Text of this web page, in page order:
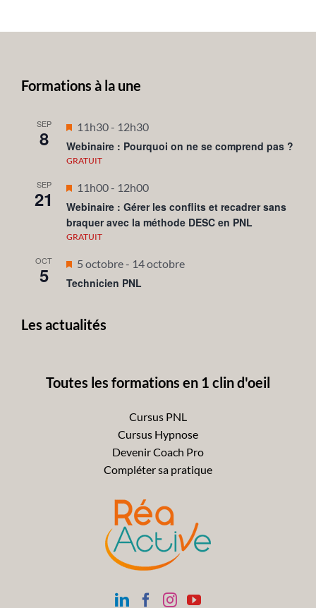
Formations à la une
SEP
8
Mis
en
avant
11h30- 12h30
Webinaire : Pourquoi on ne se comprend pas ?
GRATUIT
SEP
21
Mis
en
avant
11h00- 12h00
Webinaire : Gérer les conflits et recadrer sans
braquer avec la méthode DESC en PNL
GRATUIT
OCT
5
Mis
en
5 octobre- 14 octobre
Technicien PNL
Les actualités
Toutes les formations en 1 clin d'oeil
Cursus PNL
Cursus Hypnose
Devenir Coach Pro
Compléter sa pratique